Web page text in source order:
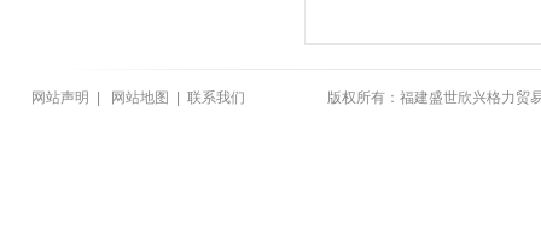
网站声明 网站地图 联系我们 版权所有：福建盛世欣兴格力